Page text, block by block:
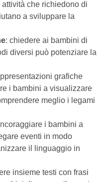
che richiedono di
a sviluppare la
: chiedere ai bambini di
diversi può potenziare la
grafiche
i bambini a visualizzare
meglio i legami
i bambini a
eventi in modo
il linguaggio in
insieme testi con frasi